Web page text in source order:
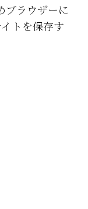
ブラウザーに
トを保存す